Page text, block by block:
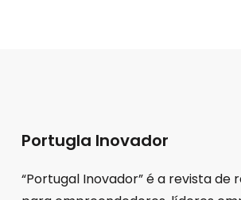
Portugla Inovador
“Portugal Inovador” é a revista de